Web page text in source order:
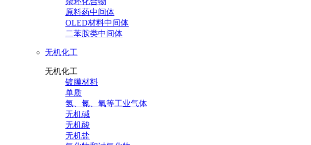
原料药中间体
OLED材料中间体
二苯胺类中间体
无机化工
无机化工
镀膜材料
单质
氢、氮、氧等工业气体
无机碱
无机酸
无机盐